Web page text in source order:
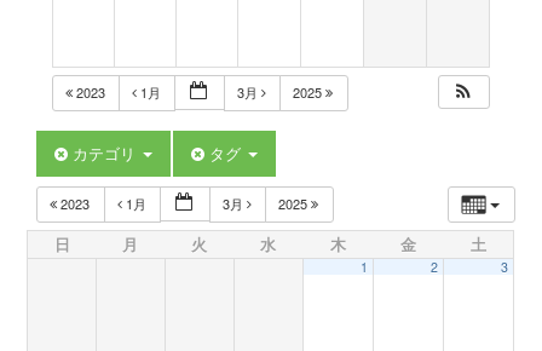
t
i
2023 1月 3月 2025
カテゴリ タグ
2023 1月 3月 2025
日 月 火 水 木 金 土
1 2 3